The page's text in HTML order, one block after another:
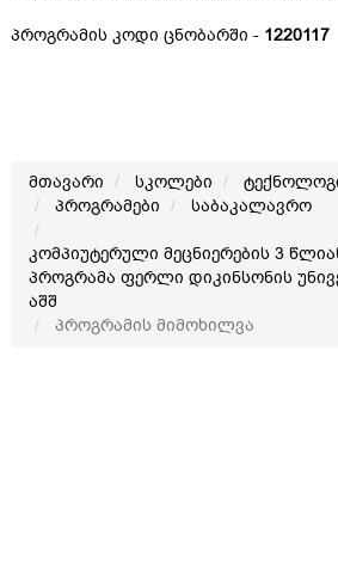
პროგრამის კოდი ცნობარში - 1220117
მთავარი სკოლები
პროგრამები
საბაკალავრო
კომპიუტერული მეცნიერების 3
პროგრამა ფერლი დიკინსონის
აშშ
პროგრამის მიმოხილვა